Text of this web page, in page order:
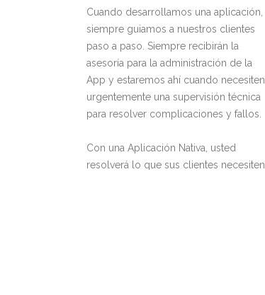
Cuando desarrollamos una aplicación,
siempre guiamos a nuestros clientes
paso a paso. Siempre recibirán la
asesoría para la administración de la
App y estaremos ahí cuando necesiten
urgentemente una supervisión técnica
para resolver complicaciones y fallos.
Con una Aplicación Nativa, usted
resolverá lo que sus clientes necesiten